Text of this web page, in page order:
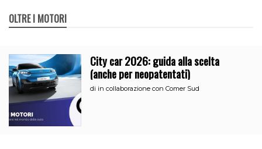
OLTRE I MOTORI
City car 2026: guida alla scelta
(anche per neopatentati)
di in collaborazione con Comer Sud